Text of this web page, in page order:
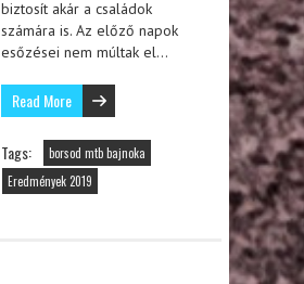
biztosít akár a családok
számára is. Az előző napok
esőzései nem múltak el…
Read More
Tags:
borsod mtb bajnoka
Eredmények 2019